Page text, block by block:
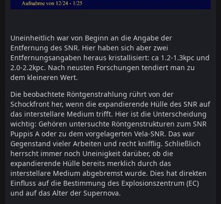
Uneinheitlich war von Beginn an die Angabe der
Entfernung des SNR. Hier haben sich aber zwei
Entfernungsangaben heraus kristallisiert: ca 1.2-1.3kpc und
2.0-2.2kpc. Nach neusten Forschungen tendiert man zu
dem kleineren Wert.
Die beobachtete Röntgenstrahlung rührt von der
Schockfront her, wenn die expandierende Hülle des SNR auf
das interstellare Medium trifft. Hier ist die Unterscheidung
wichtig: Gehören untersuchte Röntgenstrukturen zum SNR
Puppis A oder zu dem vorgelagerten Vela-SNR. Das war
Gegenstand vieler Arbeiten und recht knifflig. Schließlich
herrscht immer noch Uneinigkeit darüber, ob die
expandierende Hülle bereits merklich durch das
interstellare Medium abgebremst wurde. Dies hat direkten
Einfluss auf die Bestimmung des Explosionszentrum (EC)
und auf das Alter der Supernova.